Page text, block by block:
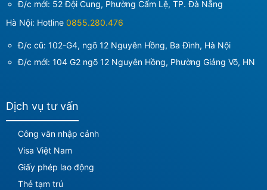
Đ/c mới: 52 Đội Cung, Phường Cẩm Lệ, TP. Đà Nẵng
Hà Nội: Hotline 0855.280.476
Đ/c cũ: 102-G4, ngõ 12 Nguyên Hồng, Ba Đình, Hà Nội
Đ/c mới: 104 G2 ngõ 12 Nguyên Hồng, Phường Giảng Võ, HN
Dịch vụ tư vấn
Công văn nhập cảnh
Visa Việt Nam
Giấy phép lao động
Thẻ tạm trú